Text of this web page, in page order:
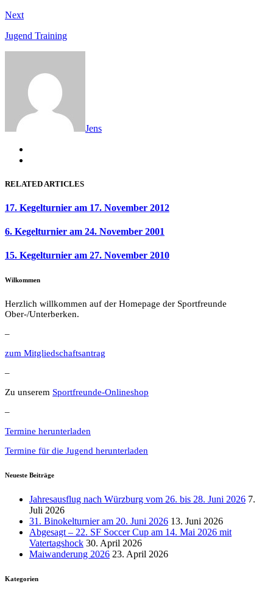
NextNext
Jugend Training
Jens
RELATED ARTICLES
17. Kegelturnier am 17. November 2012
6. Kegelturnier am 24. November 2001
15. Kegelturnier am 27. November 2010
Wilkommen
Herzlich willkommen auf der Homepage der Sportfreunde
Ober-/Unterberken.
–
zum Mitgliedschaftsantrag
–
Zu unserem Sportfreunde-Onlineshop
–
Termine herunterladen
Termine für die Jugend herunterladen
Neueste Beiträge
Jahresausflug nach Würzburg vom 26. bis 28. Juni 2026 7.
Juli 2026
31. Binokelturnier am 20. Juni 2026 13. Juni 2026
Abgesagt – 22. SF Soccer Cup am 14. Mai 2026 mit
Vatertagshock 30. April 2026
Maiwanderung 2026 23. April 2026
Kategorien